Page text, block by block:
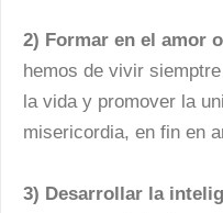
2) Formar en el amor
hemos de vivir
la vida y promover la
misericordia, en fin en
3) Desarrollar la